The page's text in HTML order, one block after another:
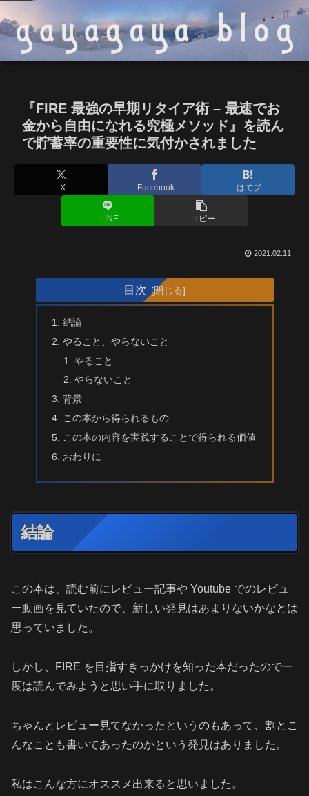
『FIRE 最強の早期リタイア術 – 最速でお
金から自由になれる究極メソッド』を読ん
で貯蓄率の重要性に気付かされました
X Facebook はてブ
LINE コピー
2021.02.11
目次
結論
やること、やらないこと
やること
やらないこと
背景
この本から得られるもの
この本の内容を実践することで得られる価値
おわりに
結論
この本は、読む前にレビュー記事や Youtube でのレビュ
ー動画を見ていたので、新しい発見はあまりないかなとは
思っていました。
しかし、FIRE を目指すきっかけを知った本だったので一
度は読んでみようと思い手に取りました。
ちゃんとレビュー見てなかったというのもあって、割とこ
んなことも書いてあったのかという発見はありました。
私はこんな方にオススメ出来ると思いました。